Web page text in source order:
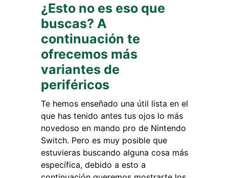
¿Esto no es eso que
buscas? A
continuación te
ofrecemos más
variantes de
periféricos
Te hemos enseñado una útil lista en el
que has tenido antes tus ojos lo más
novedoso en mando pro de Nintendo
Switch. Pero es muy posible que
estuvieras buscando alguna cosa más
específica, debido a esto a